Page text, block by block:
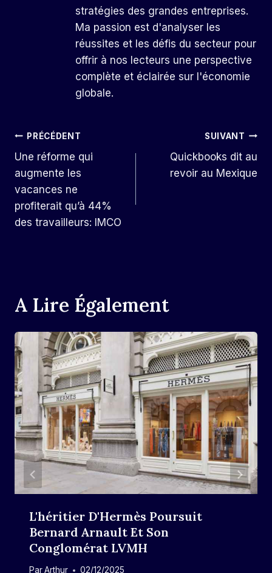
stratégies des grandes entreprises.
Ma passion est d'analyser les
réussites et les défis du secteur pour
offrir à nos lecteurs une perspective
complète et éclairée sur l'économie
globale.
Navigation
De
L’article
PRÉCÉDENT
Une réforme qui
augmente les
vacances ne
profiterait qu’à 44%
des travailleurs: IMCO
SUIVANT
Quickbooks dit au
revoir au Mexique
A Lire Également
L'héritier D'Hermès Poursuit
Bernard Arnault Et Son
Conglomérat LVMH
ParArthur 02/12/2025